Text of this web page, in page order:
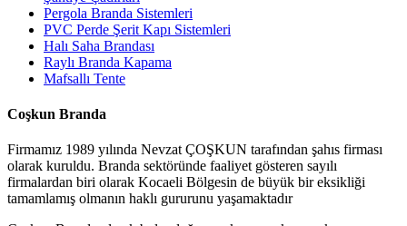
Pergola Branda Sistemleri
PVC Perde Şerit Kapı Sistemleri
Halı Saha Brandası
Raylı Branda Kapama
Mafsallı Tente
Coşkun Branda
Firmamız 1989 yılında Nevzat ÇOŞKUN tarafından şahıs firması
olarak kuruldu. Branda sektöründe faaliyet gösteren sayılı
firmalardan biri olarak Kocaeli Bölgesin de büyük bir eksikliği
tamamlamış olmanın haklı gururunu yaşamaktadır